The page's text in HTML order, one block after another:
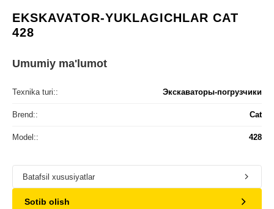
EKSKAVATOR-YUKLAGICHLAR CAT
428
Umumiy ma'lumot
Texnika turi:: Экскаваторы-погрузчики
Brend:: Cat
Model:: 428
Batafsil xususiyatlar
Sotib olish